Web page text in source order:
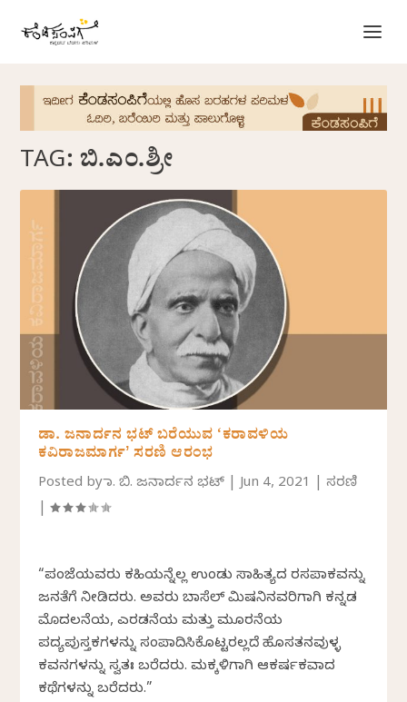
TAG: ಬಿ.ಎಂ.ಶ್ರೀ
ಡಾ. ಜನಾರ್ದನ ಭಟ್‌ ಬರೆಯುವ ‘ಕರಾವಳಿಯ
ಕವಿರಾಜಮಾರ್ಗʼ ಸರಣಿ ಆರಂಭ
Posted byಡಾ. ಬಿ. ಜನಾರ್ದನ ಭಟ್ |Jun 4, 2021 |ಸರಣಿ
|
“ಪಂಜೆಯವರು ಕಹಿಯನ್ನೆಲ್ಲ ಉಂಡು ಸಾಹಿತ್ಯದ ರಸಪಾಕವನ್ನು
ಜನತೆಗೆ ನೀಡಿದರು. ಅವರು ಬಾಸೆಲ್ ಮಿಷನಿನವರಿಗಾಗಿ ಕನ್ನಡ
ಮೊದಲನೆಯ, ಎರಡನೆಯ ಮತ್ತು ಮೂರನೆಯ
ಪದ್ಯಪುಸ್ತಕಗಳನ್ನು ಸಂಪಾದಿಸಿಕೊಟ್ಟರಲ್ಲದೆ ಹೊಸತನವುಳ್ಳ
ಕವನಗಳನ್ನು ಸ್ವತಃ ಬರೆದರು. ಮಕ್ಕಳಿಗಾಗಿ ಆಕರ್ಷಕವಾದ
ಕಥೆಗಳನ್ನು ಬರೆದರು.”